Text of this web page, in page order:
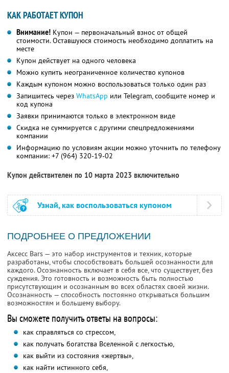
КАК РАБОТАЕТ КУПОН
Внимание! Купон — первоначальный взнос от общей
стоимости. Оставшуюся стоимость необходимо доплатить на
месте
Купон действует на одного человека
Можно купить неограниченное количество купонов
Каждым купоном можно воспользоваться только один раз
Запишитесь через WhatsApp или Telegram, сообщите номер и
код купона
Заявки принимаются только в электронном виде
Скидка не суммируется с другими спецпредложениями
компании
Информацию по условиям акции можно уточнить по телефону
компании: +7 (964) 320-19-02
Купон действителен по 10 марта 2023 включительно
Узнай, как воспользоваться купоном
ПОДРОБНЕЕ О ПРЕДЛОЖЕНИИ
Аксесс Bars — это набор инструментов и техник, которые
разработаны, чтобы способствовать большей осознанности для
каждого. Осознанность включает в себя все, что существует, без
суждения. Это готовность и возможность быть полностью
присутствующим и осознанным во всех областях своей жизни.
Осознанность — способность постоянно открываться большим
возможностям и большему выбору.
Вы сможете получить ответы на вопросы:
как справляться со стрессом,
как получать богатства Вселенной с легкостью,
как выйти из состояния «жертвы»,
как найти истинного себя,